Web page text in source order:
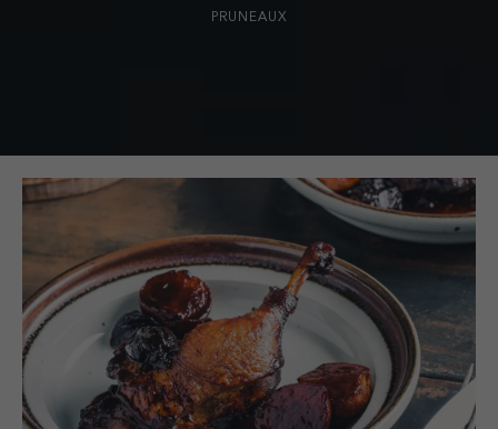
PRUNEAUX